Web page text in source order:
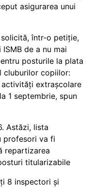
asigurarea unui
într-o petiție,
de a nu mai
posturile la plata
cluburilor copiilor:
extrașcolare
1 septembrie, spun
Astăzi, lista
profesori va fi
repartizarea
titularizabile
8 inspectori și